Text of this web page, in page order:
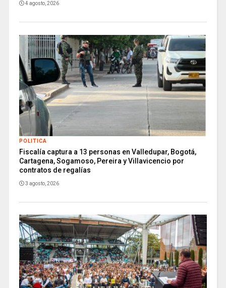
4 agosto, 2026
POLITICA
Fiscalía captura a 13 personas en Valledupar, Bogotá,
Cartagena, Sogamoso, Pereira y Villavicencio por
contratos de regalías
3 agosto, 2026